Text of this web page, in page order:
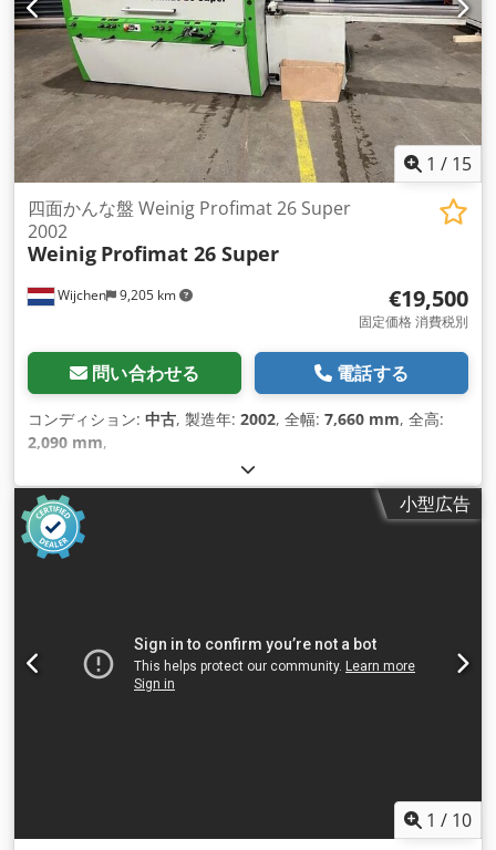
1 / 15
Wijchen 9,205 km
四面かんな盤 Weinig Profimat 26 Super
2002
Weinig Profimat 26 Super
€19,500
固定価格 消費税別
問い合わせる 電話する
コンディション: 中古, 製造年: 2002, 全幅: 7,660 mm, 全高:
2,090 mm,
小型広告
1 / 10